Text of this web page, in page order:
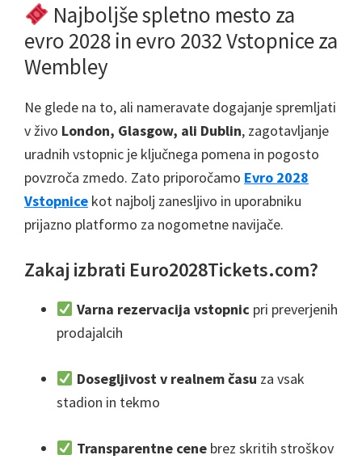
Najboljše spletno mesto za
evro 2028 in evro 2032 Vstopnice za
Wembley
Ne glede na to, ali nameravate dogajanje spremljati
v živo London, Glasgow, ali Dublin, zagotavljanje
uradnih vstopnic je ključnega pomena in pogosto
povzroča zmedo. Zato priporočamo Evro 2028
Vstopnice kot najbolj zanesljivo in uporabniku
prijazno platformo za nogometne navijače.
Zakaj izbrati Euro2028Tickets.com?
Varna rezervacija vstopnicpri preverjenih
prodajalcih
Dosegljivost v realnem času za vsak
stadion in tekmo
Transparentne cenebrez skritih stroškov